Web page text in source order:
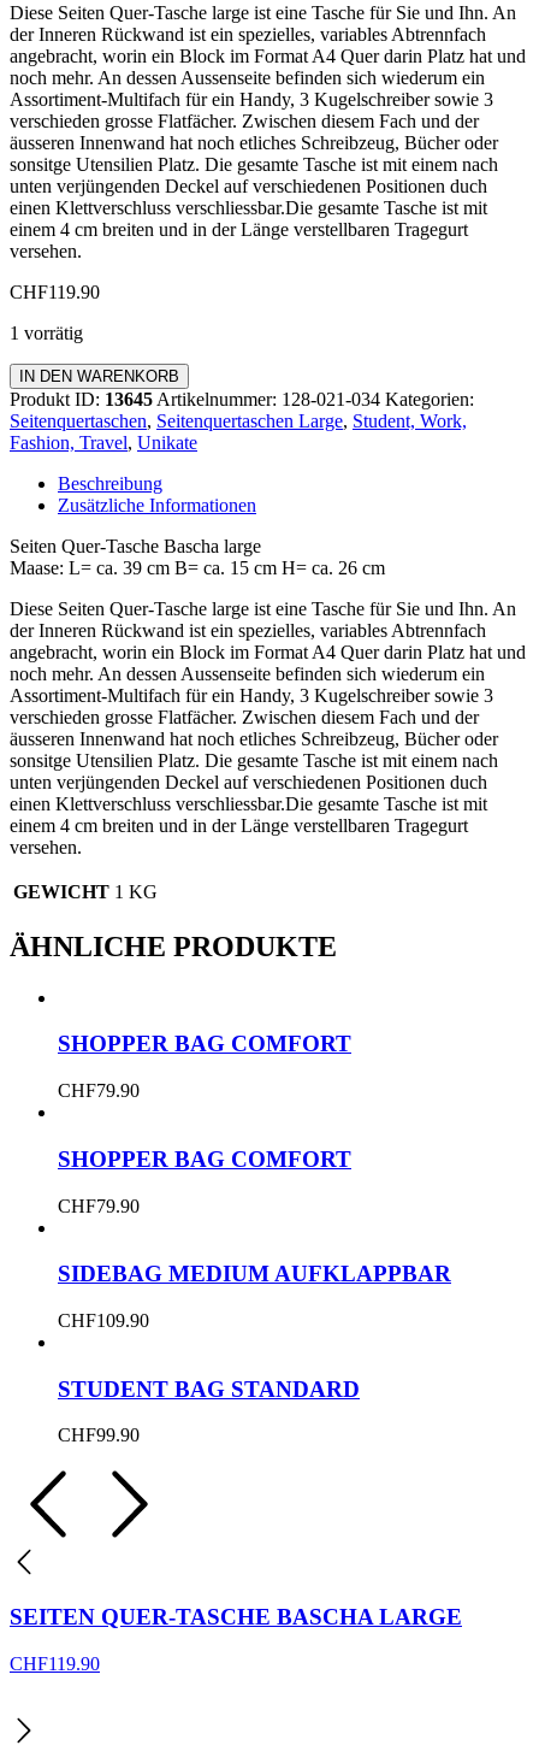
Diese Seiten Quer-Tasche large ist eine Tasche für Sie und Ihn. An
der Inneren Rückwand ist ein spezielles, variables Abtrennfach
angebracht, worin ein Block im Format A4 Quer darin Platz hat und
noch mehr. An dessen Aussenseite befinden sich wiederum ein
Assortiment-Multifach für ein Handy, 3 Kugelschreiber sowie 3
verschieden grosse Flatfächer. Zwischen diesem Fach und der
äusseren Innenwand hat noch etliches Schreibzeug, Bücher oder
sonsitge Utensilien Platz. Die gesamte Tasche ist mit einem nach
unten verjüngenden Deckel auf verschiedenen Positionen duch
einen Klettverschluss verschliessbar.Die gesamte Tasche ist mit
einem 4 cm breiten und in der Länge verstellbaren Tragegurt
versehen.
CHF119.90
1 vorrätig
Seiten
Quer-
Tasche
Bascha
Menge
IN DEN WARENKORB
Produkt ID: 13645 Artikelnummer: 128-021-034 Kategorien:
Seitenquertaschen, Seitenquertaschen Large, Student, Work,
Fashion, Travel, Unikate
Beschreibung
Zusätzliche Informationen
Seiten Quer-Tasche Bascha large
Maase: L= ca. 39 cm B= ca. 15 cm H= ca. 26 cm
Diese Seiten Quer-Tasche large ist eine Tasche für Sie und Ihn. An
der Inneren Rückwand ist ein spezielles, variables Abtrennfach
angebracht, worin ein Block im Format A4 Quer darin Platz hat und
noch mehr. An dessen Aussenseite befinden sich wiederum ein
Assortiment-Multifach für ein Handy, 3 Kugelschreiber sowie 3
verschieden grosse Flatfächer. Zwischen diesem Fach und der
äusseren Innenwand hat noch etliches Schreibzeug, Bücher oder
sonsitge Utensilien Platz. Die gesamte Tasche ist mit einem nach
unten verjüngenden Deckel auf verschiedenen Positionen duch
einen Klettverschluss verschliessbar.Die gesamte Tasche ist mit
einem 4 cm breiten und in der Länge verstellbaren Tragegurt
versehen.
GEWICHT 1 KG
ÄHNLICHE PRODUKTE
SHOPPER BAG COMFORT
CHF79.90
SHOPPER BAG COMFORT
CHF79.90
SIDEBAG MEDIUM AUFKLAPPBAR
CHF109.90
STUDENT BAG STANDARD
CHF99.90
SEITEN QUER-TASCHE BASCHA LARGE
CHF119.90